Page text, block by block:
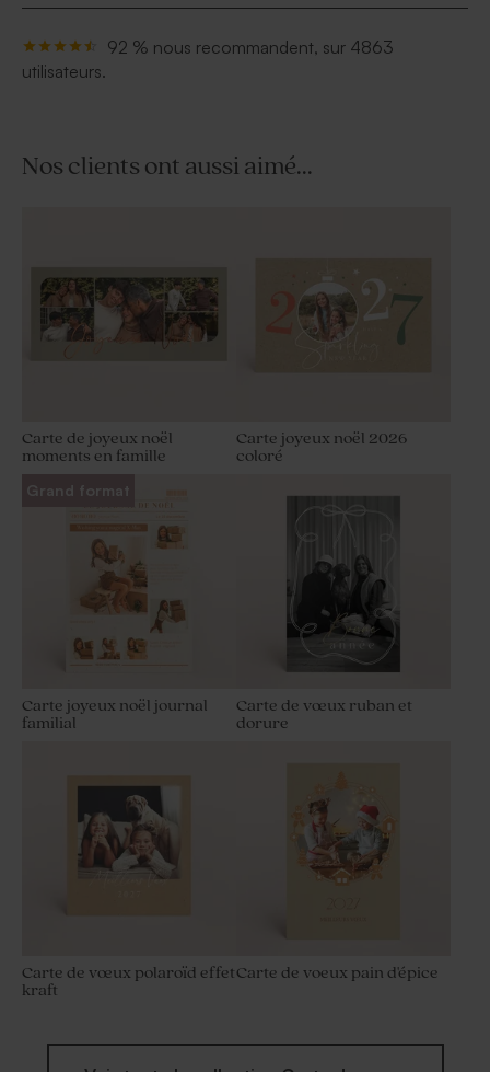
92 % nous recommandent, sur 4863
utilisateurs.
Nos clients ont aussi aimé...
Carte de joyeux noël
moments en famille
Carte joyeux noël 2026
coloré
Grand format
Carte joyeux noël journal
familial
Carte de vœux ruban et
dorure
Carte de vœux polaroïd effet
kraft
Carte de voeux pain d'épice